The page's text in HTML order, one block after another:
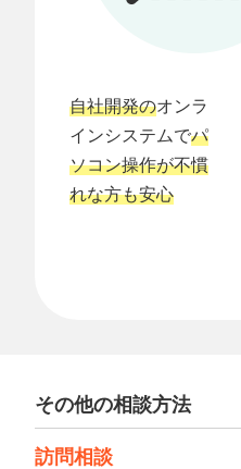
自社開発のオンラ
インシステムでパ
ソコン操作が不慣
れな方も安心
その他の相談方法
訪問相談